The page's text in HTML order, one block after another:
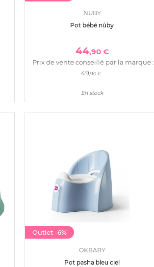
NUBY
Pot bébé nûby
44,90 €
Prix de vente conseillé par la marque :
49,90 €
En stock
Outlet -6%
OKBABY
Pot pasha bleu ciel